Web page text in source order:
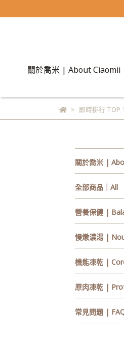
關於喬米 | About Ciaomii
即時排行 TOP
關於喬米 |
全部商品｜All
營養保健 |
慢燉濃湯 |
機能凍乾 |
原肉凍乾 |
常見問題 |